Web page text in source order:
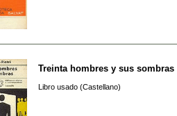
Treinta hombres y sus sombras
Libro usado (Castellano)